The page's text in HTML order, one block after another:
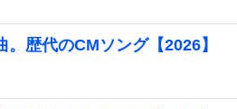
。歴代のCMソング【2026】